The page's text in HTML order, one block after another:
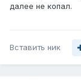
далее не копал.
Вставить ник